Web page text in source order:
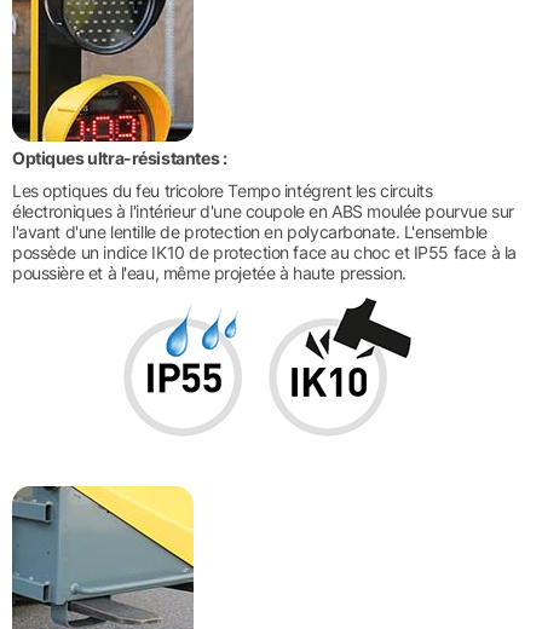
Optiques ultra-résistantes :
Les optiques du feu tricolore Tempo intégrent les circuits
électroniques à l'intérieur d'une coupole en ABS moulée pourvue sur
l'avant d'une lentille de protection en polycarbonate. L'ensemble
possède un indice IK10 de protection face au choc et IP55 face à la
poussière et à l'eau, même projetée à haute pression.